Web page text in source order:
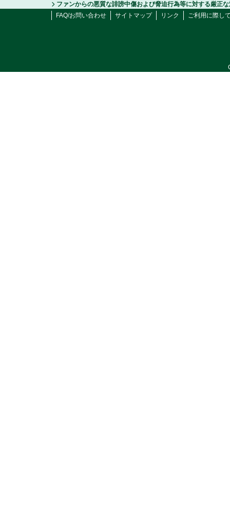
ファンからの悪質な誹謗中傷および脅迫行為等に対する厳正
FAQ/お問い合わせ
サイトマップ リンク ご利用に際し